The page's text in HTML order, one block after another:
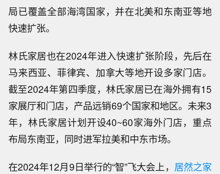
局已覆盖全部海湾国家，并在北美和东南亚等地
快速扩张。
林氏家居也在2024年进入快速扩张阶段，先后在
马来西亚、菲律宾、加拿大等地开设多家门店。
截至2024年第四季度，林氏家居已在海外拥有15
家展厅和门店，产品远销69个国家和地区。未来3
年，林氏家居计划开设40~60家海外门店，重点
布局东南亚，同时进军拉美和中东市场。
在2024年12月9日举行的“智”飞大会上， 居然之家